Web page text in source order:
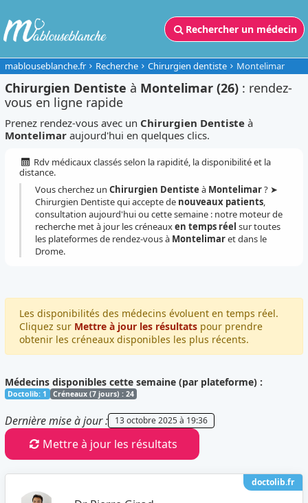
Rechercher un médecin
mablouseblanche.fr Recherche Chirurgien dentiste Montelimar
Chirurgien Dentiste à Montelimar (26) : rendez-
vous en ligne rapide
Prenez rendez-vous avec un Chirurgien Dentiste à
Montelimar aujourd'hui en quelques clics.
Rdv médicaux classés selon la rapidité, la disponibilité et la
distance.
Vous cherchez unChirurgien Dentiste à Montelimar? ➤
Chirurgien Dentiste qui accepte de nouveaux patients,
consultation aujourd'hui ou cette semaine : notre moteur de
recherche met à jour les créneauxen temps réel sur toutes
les plateformes de rendez-vous à Montelimaret dans le
Drome.
Les disponibilités des médecins évoluent en temps réel.
Cliquez sur Mettre à jour les résultats pour prendre
obtenir les créneaux disponibles les plus récents.
Médecins disponibles cette semaine (par plateforme) :
Doctolib: 1 Créneaux (7 jours) : 24
Dernière mise à jour : 13 octobre 2025 à 19:36
Mettre à jour les résultats
doctolib.fr